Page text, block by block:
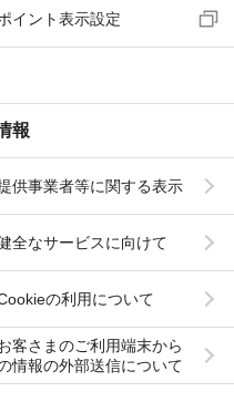
イント表示設定
報
供事業者等に関する表示
全なサービスに向けて
の利用について
客さまのご利用端末から
情報の外部送信について